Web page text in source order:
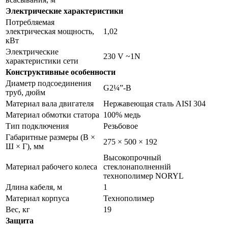
Электрические характеристики
Потребляемая
электрическая мощность,
кВт
1,02
Электрические
характеристики сети
230 V ~1N
Конструктивные особенности
Диаметр подсоединения
труб, дюйм
G2¼”-B
Материал вала двигателя
Нержавеющая сталь AISI 304
Материал обмотки статора 100% медь
Тип подключения
Резьбовое
Габаритные размеры (В ×
Ш × Г), мм
275 × 500 × 192
Материал рабочего колеса
Высокопрочный
стеклонаполненній
технополимер NORYL
Длина кабеля, м
1
Материал корпуса
Технополимер
Вес, кг
19
Защита